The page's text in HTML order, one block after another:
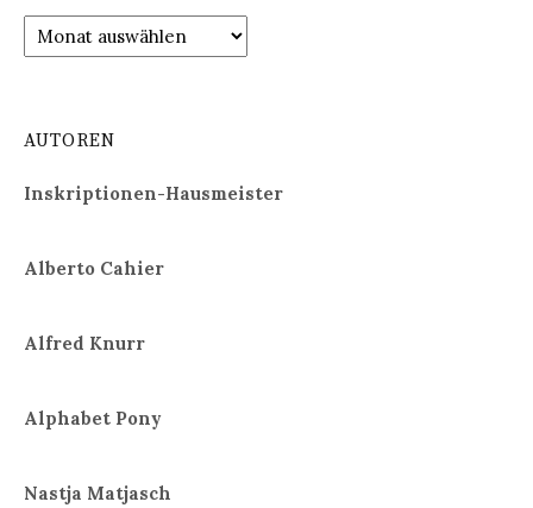
Archiv
AUTOREN
Inskriptionen-Hausmeister
Alberto Cahier
Alfred Knurr
Alphabet Pony
Nastja Matjasch